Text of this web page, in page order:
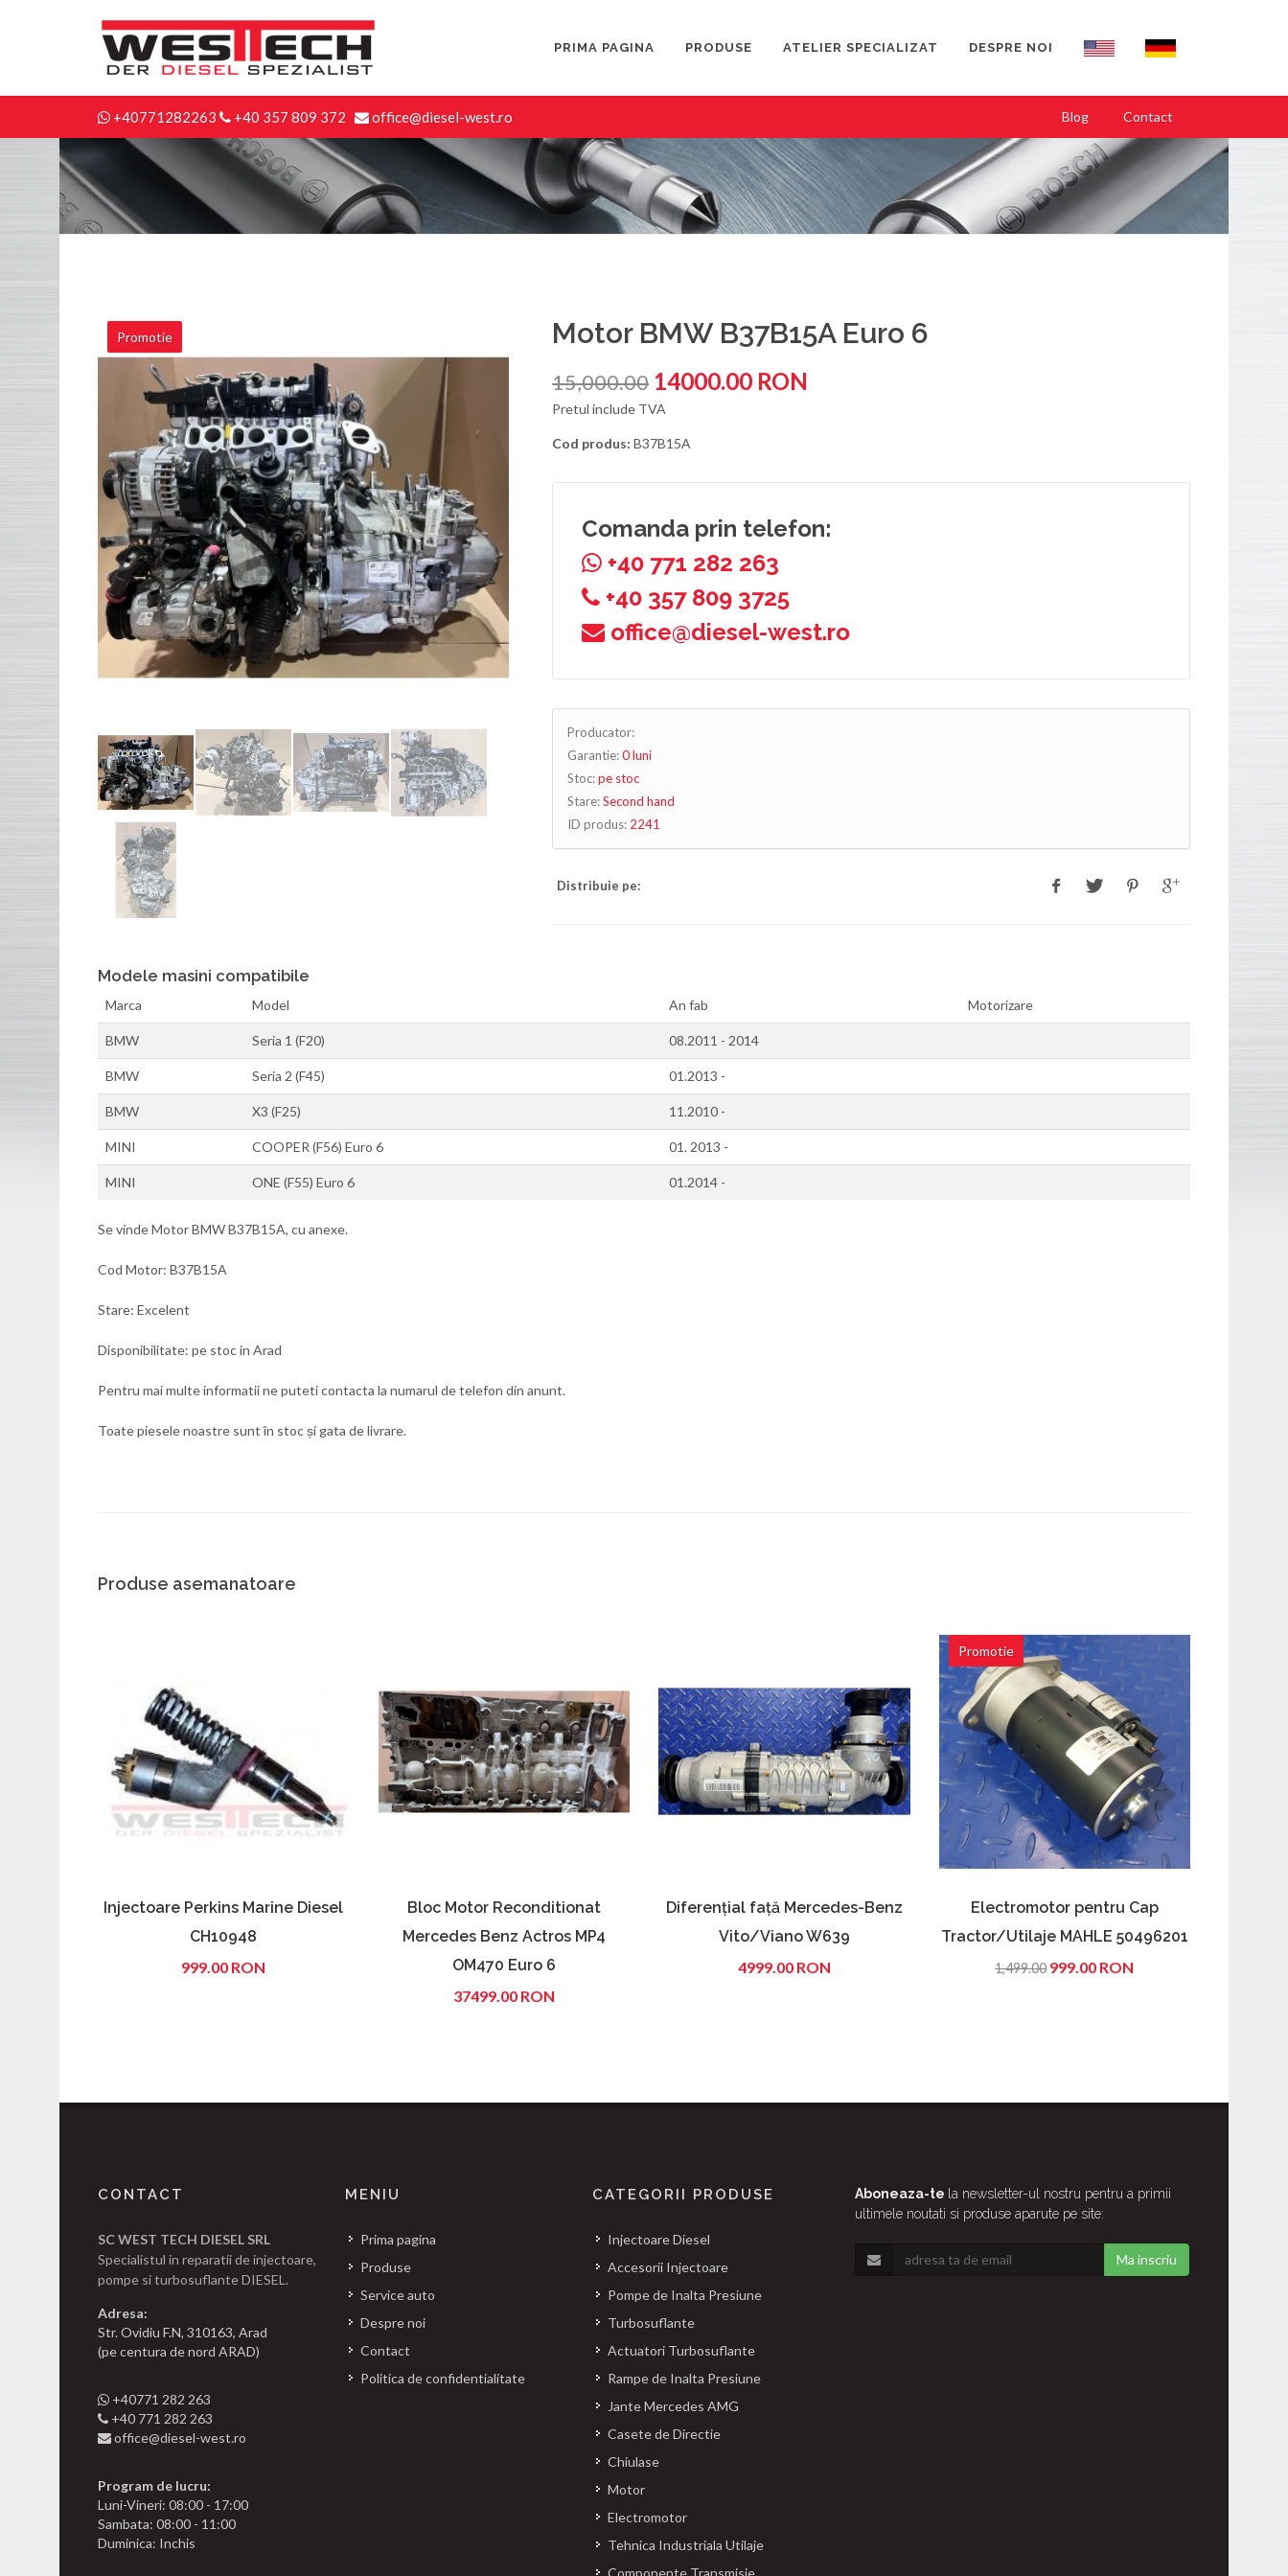
PRIMA PAGINA PRODUSE ATELIER SPECIALIZAT DESPRE NOI
+40771282263 +40 357 809 372 office@diesel-west.ro Blog Contact
Promotie Motor BMW B37B15A Euro 6
15,000.00 14000.00 RON
Pretul include TVA
Cod produs: B37B15A
Comanda prin telefon:
+40 771 282 263
+40 357 809 3725
office@diesel-west.ro
Producator:
Garantie:0 luni
Stoc:pe stoc
Stare:Second hand
ID produs: 2241
Distribuie pe:
Modele masini compatibile
Marca Model An fab Motorizare
BMW Seria 1 (F20) 08.2011 - 2014
BMW Seria 2 (F45) 01.2013 -
BMW X3 (F25) 11.2010 -
MINI COOPER (F56) Euro 6 01. 2013 -
MINI ONE (F55) Euro 6 01.2014 -
Se vinde Motor BMW B37B15A, cu anexe.
Cod Motor: B37B15A
Stare: Excelent
Disponibilitate: pe stoc in Arad
Pentru mai multe informatii ne puteti contacta la numarul de telefon din anunt.
Toate piesele noastre sunt în stoc și gata de livrare.
Produse asemanatoare
Injectoare Perkins Marine Diesel
CH10948
999.00 RON
Bloc Motor Reconditionat
Mercedes Benz Actros MP4
OM470 Euro 6
37499.00 RON
Diferențial față Mercedes-Benz
Vito/Viano W639
4999.00 RON
Promotie
Electromotor pentru Cap
Tractor/Utilaje MAHLE 50496201
1,499.00 999.00 RON
CONTACT
SC WEST TECH DIESEL SRL
Specialistul in reparatii de injectoare,
pompe si turbosuflante DIESEL.
Adresa:
Str. Ovidiu F.N, 310163, Arad
(pe centura de nord ARAD)
+40771 282 263
+40 771 282 263
office@diesel-west.ro
Program de lucru:
Luni-Vineri: 08:00 - 17:00
Sambata: 08:00 - 11:00
Duminica: Inchis
MENIU
Prima pagina
Produse
Service auto
Despre noi
Contact
Politica de confidentialitate
CATEGORII PRODUSE
Injectoare Diesel
Accesorii Injectoare
Pompe de Inalta Presiune
Turbosuflante
Actuatori Turbosuflante
Rampe de Inalta Presiune
Jante Mercedes AMG
Casete de Directie
Chiulase
Motor
Electromotor
Tehnica Industriala Utilaje
Componente Transmisie
Aboneaza-te la newsletter-ul nostru pentru a primii
ultimele noutati si produse aparute pe site:
Ma inscriu